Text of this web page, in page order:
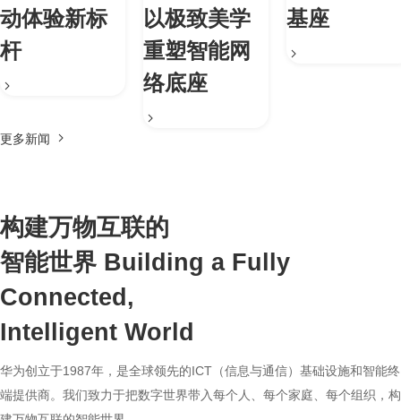
动体验新标
杆
以极致美学
重塑智能网
络底座
基座
更多新闻
构建万物互联的
智能世界 Building a Fully
Connected,
Intelligent World
华为创立于1987年，是全球领先的ICT（信息与通信）基础设施和智能终
端提供商。我们致力于把数字世界带入每个人、每个家庭、每个组织，构